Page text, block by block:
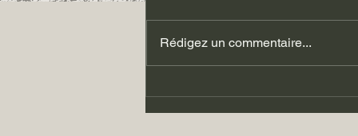
Rédigez un commentaire...